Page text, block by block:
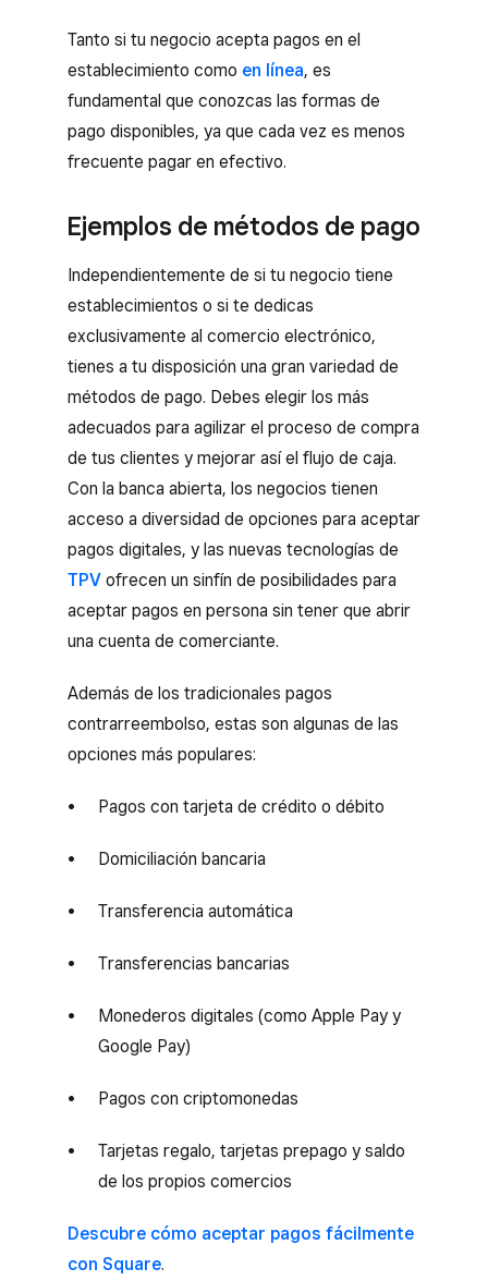
Tanto si tu negocio acepta pagos en el
establecimiento como en línea, es
fundamental que conozcas las formas de
pago disponibles, ya que cada vez es menos
frecuente pagar en efectivo.
Ejemplos de métodos de pago
Independientemente de si tu negocio tiene
establecimientos o si te dedicas
exclusivamente al comercio electrónico,
tienes a tu disposición una gran variedad de
métodos de pago. Debes elegir los más
adecuados para agilizar el proceso de compra
de tus clientes y mejorar así el flujo de caja.
Con la banca abierta, los negocios tienen
acceso a diversidad de opciones para aceptar
pagos digitales, y las nuevas tecnologías de
TPV ofrecen un sinfín de posibilidades para
aceptar pagos en persona sin tener que abrir
una cuenta de comerciante.
Además de los tradicionales pagos
contrarreembolso, estas son algunas de las
opciones más populares:
Pagos con tarjeta de crédito o débito
Domiciliación bancaria
Transferencia automática
Transferencias bancarias
Monederos digitales (como Apple Pay y
Google Pay)
Pagos con criptomonedas
Tarjetas regalo, tarjetas prepago y saldo
de los propios comercios
Descubre cómo aceptar pagos fácilmente
con Square.